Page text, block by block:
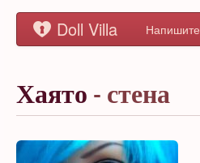
Doll Villa
Хаято - стена